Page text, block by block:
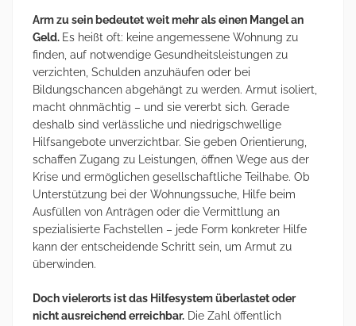
Arm zu sein bedeutet weit mehr als einen Mangel an
Geld. Es heißt oft: keine angemessene Wohnung zu
finden, auf notwendige Gesundheitsleistungen zu
verzichten, Schulden anzuhäufen oder bei
Bildungschancen abgehängt zu werden. Armut isoliert,
macht ohnmächtig – und sie vererbt sich. Gerade
deshalb sind verlässliche und niedrigschwellige
Hilfsangebote unverzichtbar. Sie geben Orientierung,
schaffen Zugang zu Leistungen, öffnen Wege aus der
Krise und ermöglichen gesellschaftliche Teilhabe. Ob
Unterstützung bei der Wohnungssuche, Hilfe beim
Ausfüllen von Anträgen oder die Vermittlung an
spezialisierte Fachstellen – jede Form konkreter Hilfe
kann der entscheidende Schritt sein, um Armut zu
überwinden.
Doch vielerorts ist das Hilfesystem überlastet oder
nicht ausreichend erreichbar. Die Zahl öffentlich